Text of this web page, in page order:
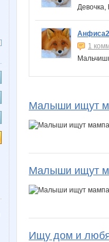
Анфиса2
1
Малыши ищут
Малыши ищут
Ищу дом и